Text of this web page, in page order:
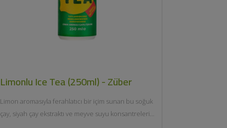
Limonlu Ice Tea (250ml) - Züber
Limon aromasıyla ferahlatıcı bir içim sunan bu soğuk
çay, siyah çay ekstraktı ve meyve suyu konsantreleri